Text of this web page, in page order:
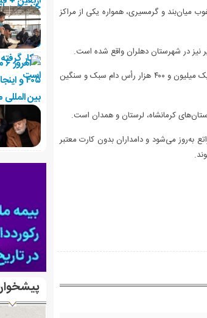
زمین‌های مرغوب میان‌بند و گرمسیری، همواره یکی از مراکز
نیز در شهرستان دهلران واقع شده است.
این استان به‌ عنوان یکی از قطب‌های دامپروری کشور، دارای ۹ هزار خانوار عشایری با ۶۰ هزار نفر جمعیت و یک میلیون و ۴۰۰ هزار رأس دام سبک و سنگین
به‌روز می‌شود و دامداران بدون کارت معتبر